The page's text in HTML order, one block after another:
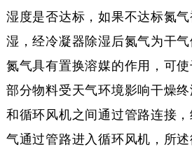
湿度是否达标，如果不达标氮
湿，经冷凝器除湿后氮气为干
氮气具有置换溶媒的作用，可
部分物料受天气环境影响干燥
和循环风机之间通过管路连接
气通过管路进入循环风机，所